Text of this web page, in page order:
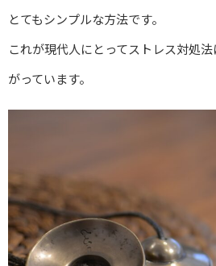
とてもシンプルな方法です。
これが現代人にとってストレス対処
がっています。